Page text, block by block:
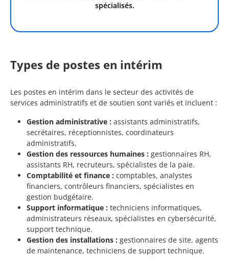
spécialisés.
Types de postes en intérim
Les postes en intérim dans le secteur des activités de
services administratifs et de soutien sont variés et incluent :
Gestion administrative : assistants administratifs,
secrétaires, réceptionnistes, coordinateurs
administratifs.
Gestion des ressources humaines : gestionnaires RH,
assistants RH, recruteurs, spécialistes de la paie.
Comptabilité et finance : comptables, analystes
financiers, contrôleurs financiers, spécialistes en
gestion budgétaire.
Support informatique : techniciens informatiques,
administrateurs réseaux, spécialistes en cybersécurité,
support technique.
Gestion des installations : gestionnaires de site, agents
de maintenance, techniciens de support technique.